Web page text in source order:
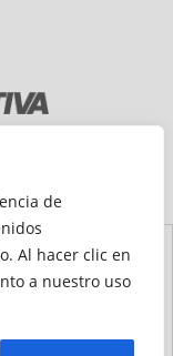
de
Al hacer clic en
a nuestro uso
de
Política de
Privacidad